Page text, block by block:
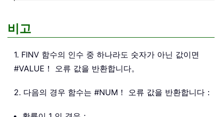
비고
1. FINV 함수의 인수 중 하나라도 숫자가 아닌 값이면
#VALUE！ 오류 값을 반환합니다。
2. 다음의 경우 함수는 #NUM！ 오류 값을 반환합니다：